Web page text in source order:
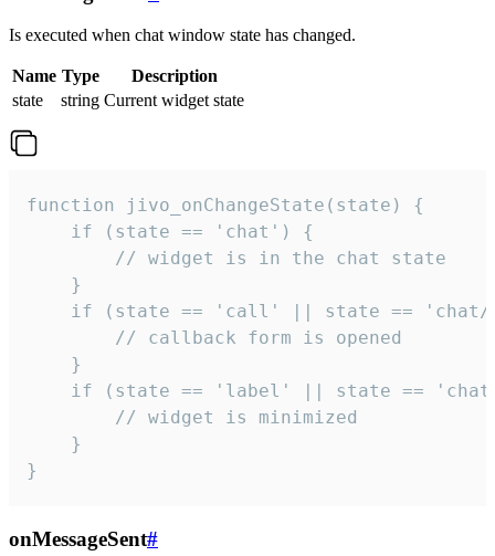
Is executed when chat window state has changed.
Name Type
Description
state
string Current widget state
function jivo_onChangeState(state) {
    if (state == 'chat') {
        // widget is in the chat state
    }
if (state == 'call' || state ==
        // callback form is opened
    }
if (state == 'label' || state ==
        // widget is minimized
    }
}
onMessageSent#